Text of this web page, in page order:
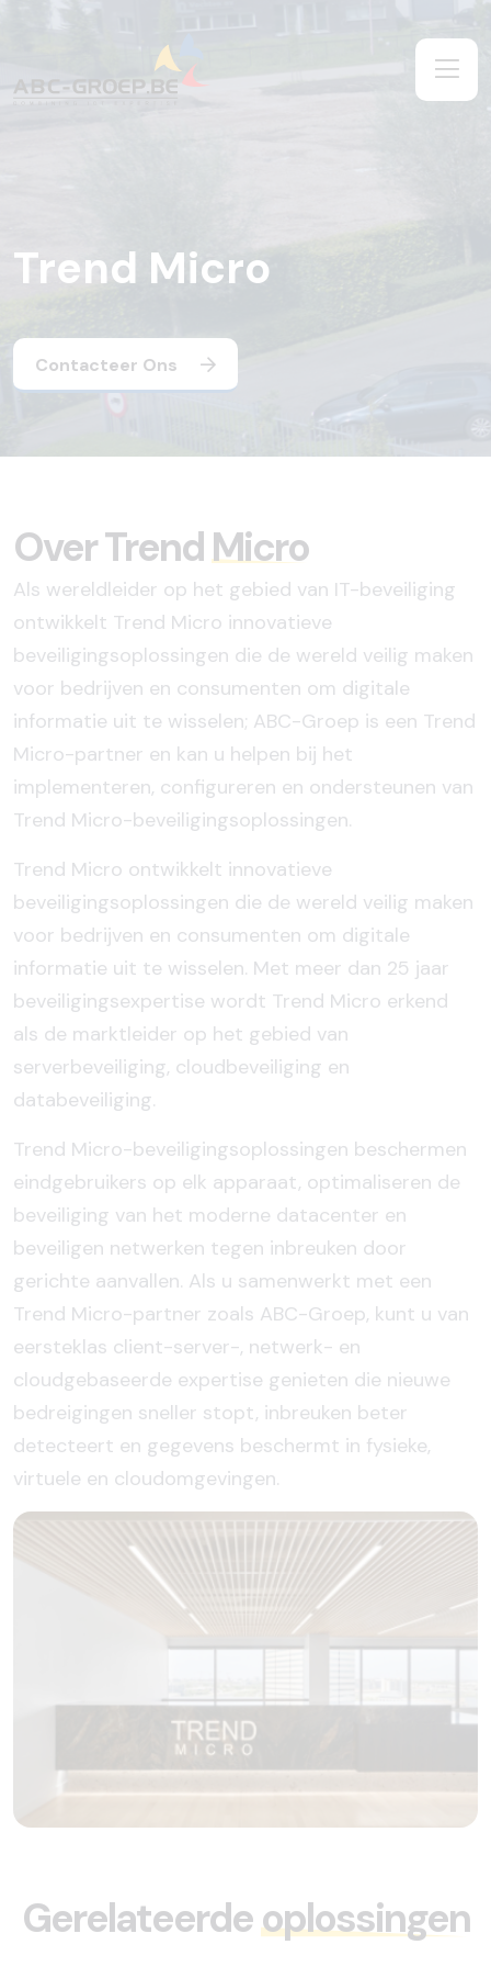
Trend Micro
Contacteer Ons
Over TrendMicro
Als wereldleider op het gebied van IT-beveiliging
ontwikkelt Trend Micro innovatieve
beveiligingsoplossingen die de wereld veilig maken
voor bedrijven en consumenten om digitale
informatie uit te wisselen; ABC-Groep is een Trend
Micro-partner en kan u helpen bij het
implementeren, configureren en ondersteunen van
Trend Micro-beveiligingsoplossingen.
Trend Micro ontwikkelt innovatieve
beveiligingsoplossingen die de wereld veilig maken
voor bedrijven en consumenten om digitale
informatie uit te wisselen. Met meer dan 25 jaar
beveiligingsexpertise wordt Trend Micro erkend
als de marktleider op het gebied van
serverbeveiliging, cloudbeveiliging en
databeveiliging.
Trend Micro-beveiligingsoplossingen beschermen
eindgebruikers op elk apparaat, optimaliseren de
beveiliging van het moderne datacenter en
beveiligen netwerken tegen inbreuken door
gerichte aanvallen. Als u samenwerkt met een
Trend Micro-partner zoals ABC-Groep, kunt u van
eersteklas client-server-, netwerk- en
cloudgebaseerde expertise genieten die nieuwe
bedreigingen sneller stopt, inbreuken beter
detecteert en gegevens beschermt in fysieke,
virtuele en cloudomgevingen.
Gerelateerdeoplossingen